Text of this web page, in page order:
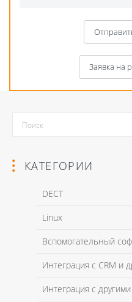
Я даю согласие на
в соответствии сПолитикой
Заявка на
КАТЕГОРИИ
DECT
Linux
Вспомогательный
Интеграция с CRM и
Интеграция с